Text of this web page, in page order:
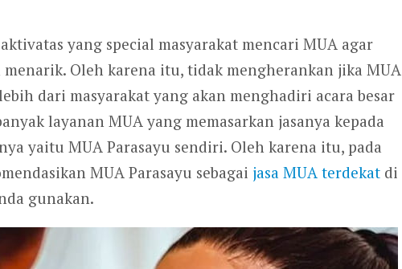
yang special masyarakat mencari MUA agar
Oleh karena itu, tidak mengherankan jika MUA
dari masyarakat yang akan menghadiri acara besar
layanan MUA yang memasarkan jasanya kepada
yaitu MUA Parasayu sendiri. Oleh karena itu, pada
MUA Parasayu sebagai jasa MUA terdekat di
gunakan.